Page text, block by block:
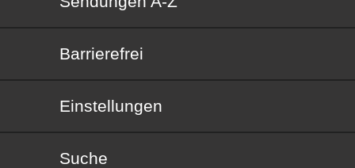
Barrierefrei
Barrierefrei
Einstellungen
Suche